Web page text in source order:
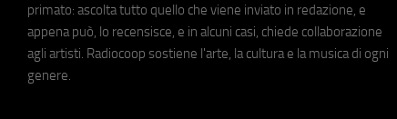
primato: ascolta tutto quello che viene inviato in redazione, e
appena può, lo recensisce, e in alcuni casi, chiede collaborazione
agli artisti. Radiocoop sostiene l'arte, la cultura e la musica di ogni
genere.